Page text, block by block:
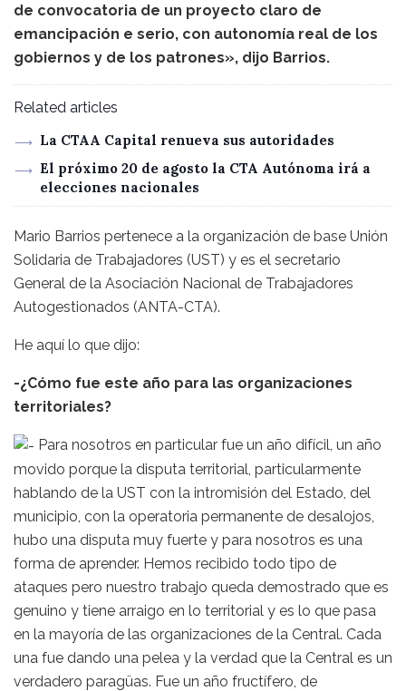
de convocatoria de un proyecto claro de
emancipación e serio, con autonomía real de los
gobiernos y de los patrones», dijo Barrios.
Related articles
La CTAA Capital renueva sus autoridades
El próximo 20 de agosto la CTA Autónoma irá a
elecciones nacionales
Mario Barrios pertenece a la organización de base Unión
Solidaria de Trabajadores (UST) y es el secretario
General de la Asociación Nacional de Trabajadores
Autogestionados (ANTA-CTA).
He aquí lo que dijo:
-¿Cómo fue este año para las organizaciones
territoriales?
Para nosotros en particular fue un año difícil, un año
movido porque la disputa territorial, particularmente
hablando de la UST con la intromisión del Estado, del
municipio, con la operatoria permanente de desalojos,
hubo una disputa muy fuerte y para nosotros es una
forma de aprender. Hemos recibido todo tipo de
ataques pero nuestro trabajo queda demostrado que es
genuino y tiene arraigo en lo territorial y es lo que pasa
en la mayoría de las organizaciones de la Central. Cada
una fue dando una pelea y la verdad que la Central es un
verdadero paragüas. Fue un año fructífero, de